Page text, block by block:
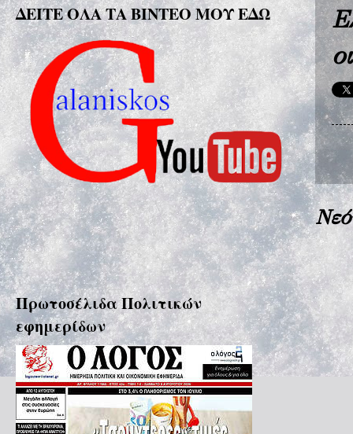
ΔΕΙΤΕ ΟΛΑ ΤΑ ΒΙΝΤΕΟ ΜΟΥ ΕΔΩ
Πρωτοσέλιδα Πολιτικών
εφημερίδων